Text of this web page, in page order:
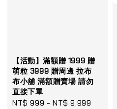
【活動】滿額贈 1999 贈
萌粒 3999 贈周邊 拉布
布小舖 滿額贈賣場 請勿
直接下單
Sale
NT$ 999 -NT$ 9,999